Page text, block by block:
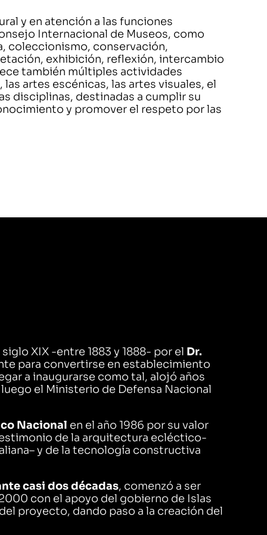
y en atención a las funciones
Internacional de Museos, como
coleccionismo, conservación,
exhibición, reflexión, intercambio
también múltiples actividades
las artes escénicas, las artes visuales, el
disciplinas, destinadas a cumplir su
y promover el respeto por las
XIX -entre 1883 y 1888- por el Dr.
para convertirse en establecimiento
a inaugurarse como tal, alojó años
el Ministerio de Defensa Nacional
Nacional en el año 1986 por su valor
de la arquitectura ecléctico-
y de la tecnología constructiva
casi dos décadas, comenzó a ser
con el apoyo del gobierno de Islas
proyecto, dando paso a la creación del